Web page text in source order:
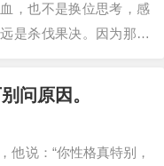
，也不是换位思考，感
是杀伐果决。因为那些
容易的事，但保持清醒
被伤害，却又迟迟不肯
会告诉你，频频回头，
男友分手之后，朋友曾
问原因。
他说：“你性格真特别，